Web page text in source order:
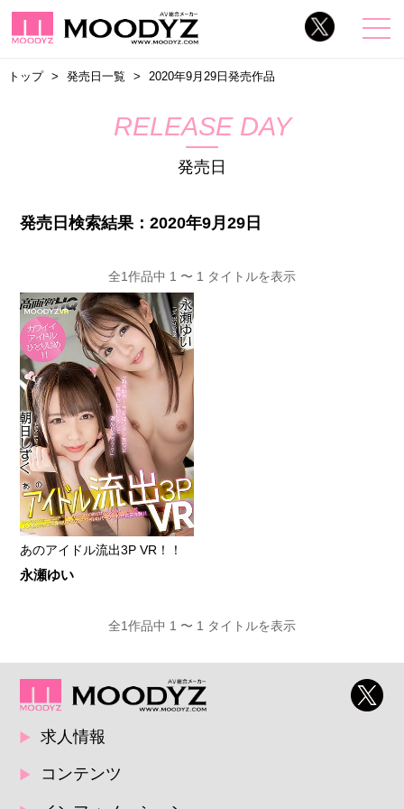
トップ 発売日一覧 2020年9月29日発売作品
RELEASE DAY
発売日
発売日検索結果：2020年9月29日
全1作品中 1 〜 1 タイトルを表示
あのアイドル流出3P VR！！
永瀬ゆい
全1作品中 1 〜 1 タイトルを表示
求人情報
コンテンツ